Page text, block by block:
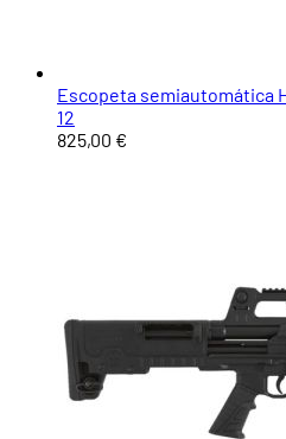
Escopeta semiautomática
12
825,00 €